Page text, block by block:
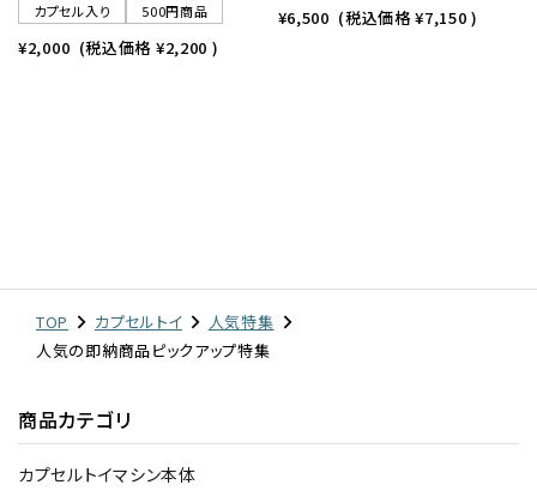
カプセル入り
500円商品
¥2,000 (税込価格 ¥2,200 )
¥6,500 (税込価格¥7,150 )
TOP カプセルトイ
人気特集
人気の即納商品ピックアップ特集
商品カテゴリ
カプセルトイマシン本体